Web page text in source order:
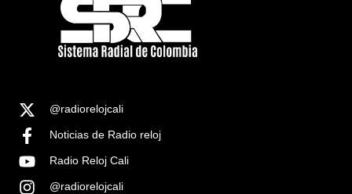
@radiorelojcali
Noticias de Radio reloj
Radio Reloj Cali
@radiorelojcali